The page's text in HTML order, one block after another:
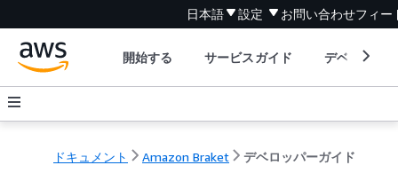
日本語 設定 お問い合わせフィー
開始する サービスガイド デベロッパ
ドキュメント Amazon Braket デベロッパーガイド